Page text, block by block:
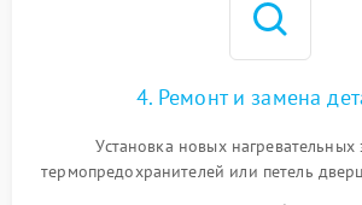
4. Ремонт и замена
Установка новых нагревательных
термопредохранителей или петель